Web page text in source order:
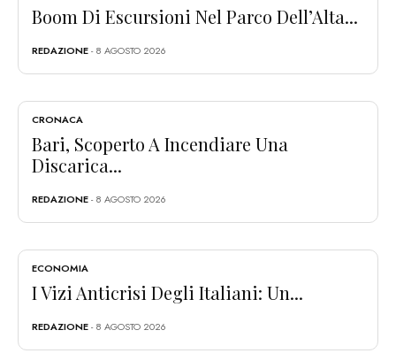
Boom Di Escursioni Nel Parco Dell’Alta...
REDAZIONE- 8 AGOSTO 2026
CRONACA
Bari, Scoperto A Incendiare Una
Discarica...
REDAZIONE- 8 AGOSTO 2026
ECONOMIA
I Vizi Anticrisi Degli Italiani: Un...
REDAZIONE- 8 AGOSTO 2026